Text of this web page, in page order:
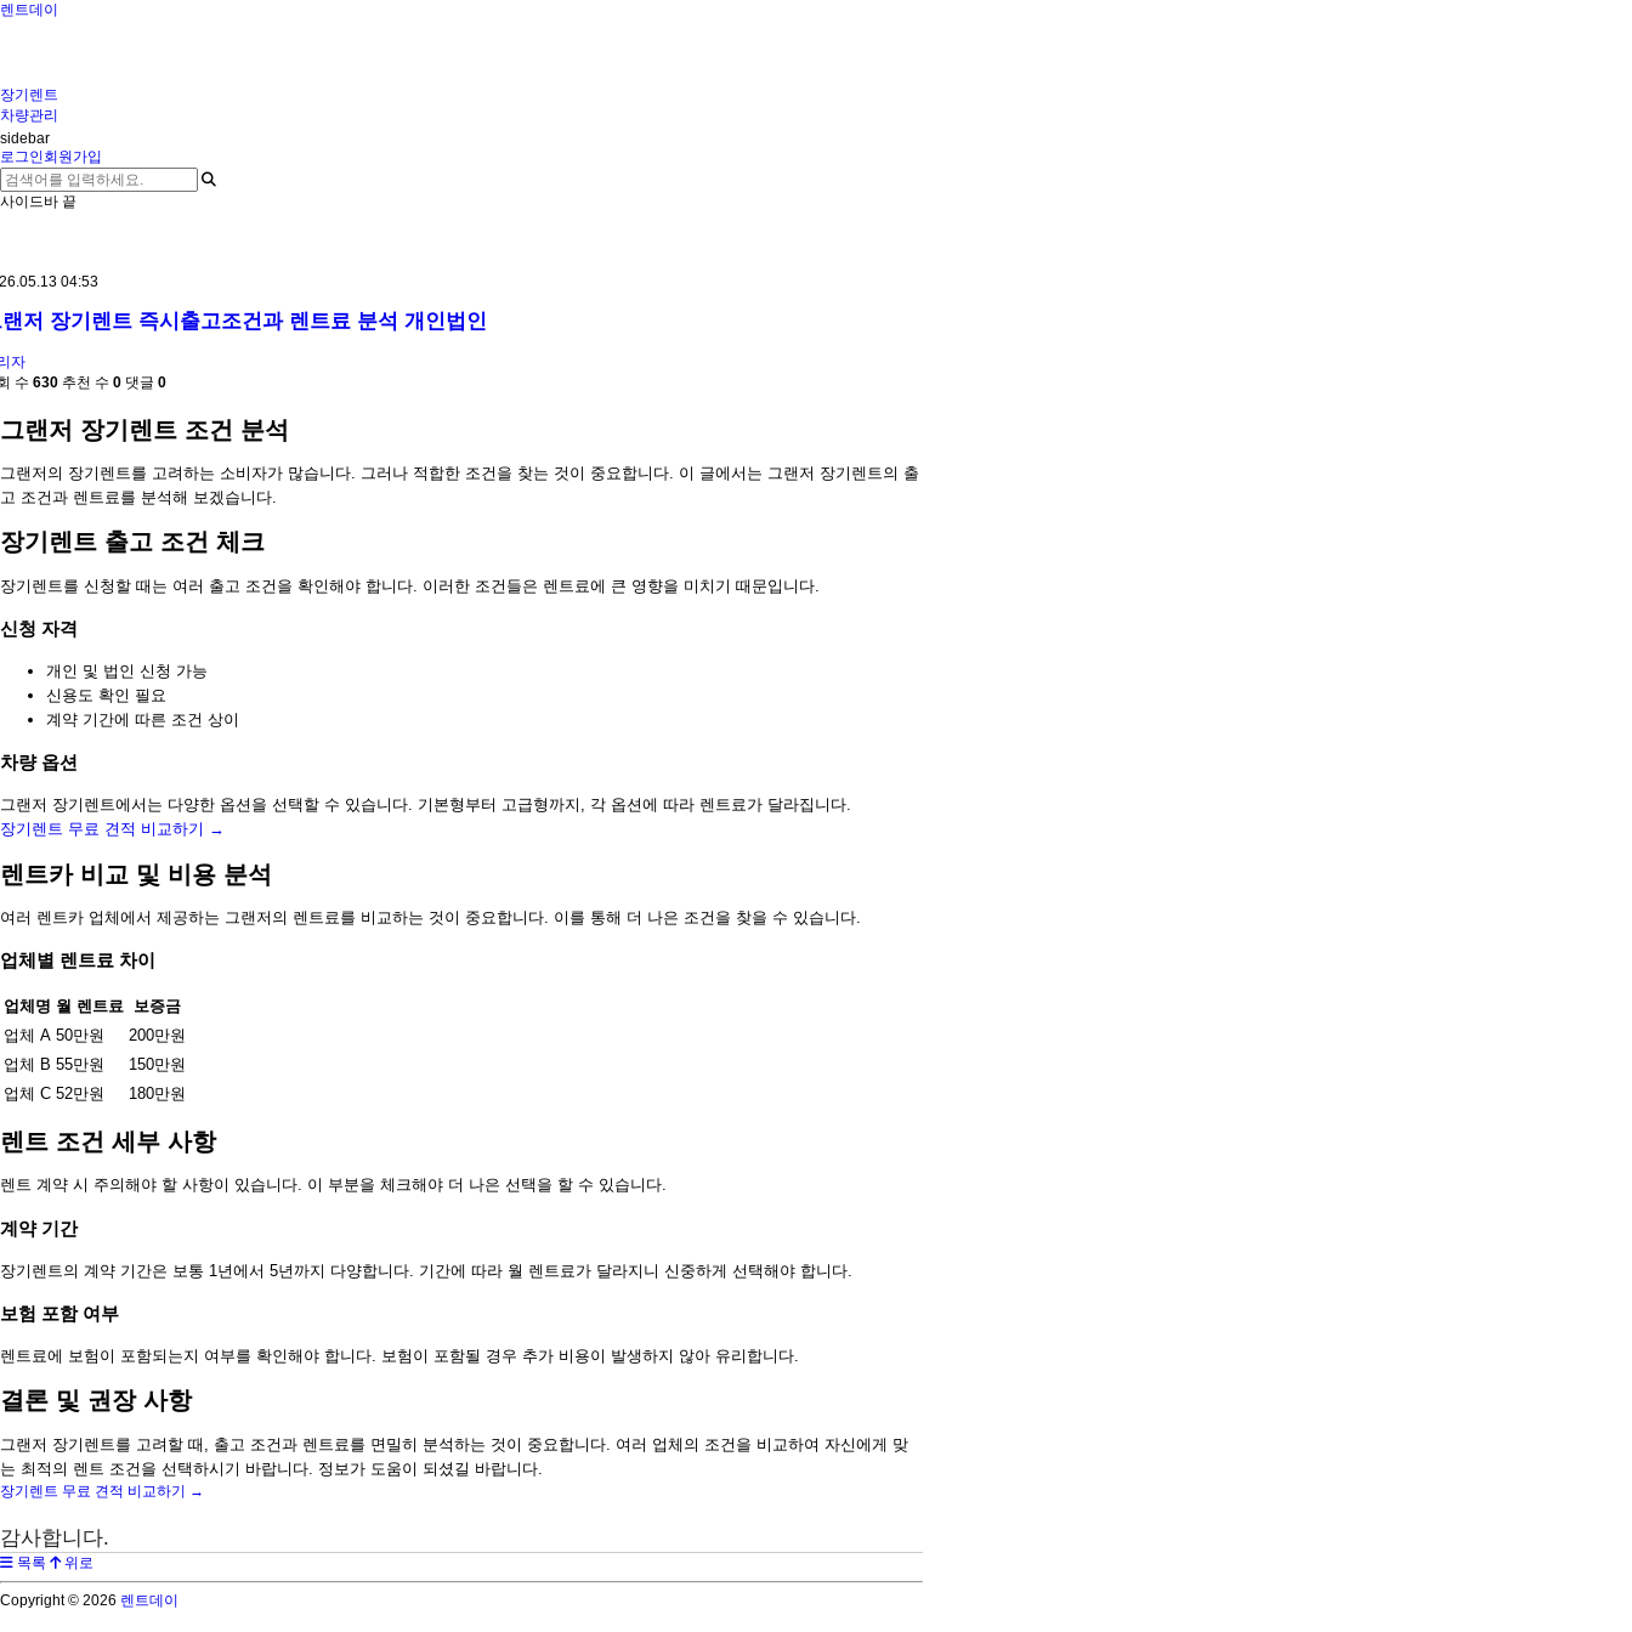
렌트데이
장기렌트
차량관리
sidebar
로그인회원가입
사이드바 끝
04:53
저 장기렌트 즉시출고조건과 렌트료 분석 개인법인
자
수 630 추천 수 0 댓글 0
그랜저 장기렌트 조건 분석
그랜저의 장기렌트를 고려하는 소비자가 많습니다. 그러나 적합한 조건을 찾는 것이 중요합니다. 이 글에서는 그랜저 장기렌트의 출
고 조건과 렌트료를 분석해 보겠습니다.
장기렌트 출고 조건 체크
장기렌트를 신청할 때는 여러 출고 조건을 확인해야 합니다. 이러한 조건들은 렌트료에 큰 영향을 미치기 때문입니다.
신청 자격
개인 및 법인 신청 가능
신용도 확인 필요
계약 기간에 따른 조건 상이
차량 옵션
그랜저 장기렌트에서는 다양한 옵션을 선택할 수 있습니다. 기본형부터 고급형까지, 각 옵션에 따라 렌트료가 달라집니다.
장기렌트 무료 견적 비교하기 →
렌트카 비교 및 비용 분석
여러 렌트카 업체에서 제공하는 그랜저의 렌트료를 비교하는 것이 중요합니다. 이를 통해 더 나은 조건을 찾을 수 있습니다.
업체별 렌트료 차이
업체명 월 렌트료 보증금
업체 A 50만원
200만원
업체 B 55만원
150만원
업체 C 52만원 180만원
렌트 조건 세부 사항
렌트 계약 시 주의해야 할 사항이 있습니다. 이 부분을 체크해야 더 나은 선택을 할 수 있습니다.
계약 기간
장기렌트의 계약 기간은 보통 1년에서 5년까지 다양합니다. 기간에 따라 월 렌트료가 달라지니 신중하게 선택해야 합니다.
보험 포함 여부
렌트료에 보험이 포함되는지 여부를 확인해야 합니다. 보험이 포함될 경우 추가 비용이 발생하지 않아 유리합니다.
결론 및 권장 사항
그랜저 장기렌트를 고려할 때, 출고 조건과 렌트료를 면밀히 분석하는 것이 중요합니다. 여러 업체의 조건을 비교하여 자신에게 맞
는 최적의 렌트 조건을 선택하시기 바랍니다. 정보가 도움이 되셨길 바랍니다.
장기렌트 무료 견적 비교하기 →
감사합니다.
목록 위로
Copyright © 2026 렌트데이